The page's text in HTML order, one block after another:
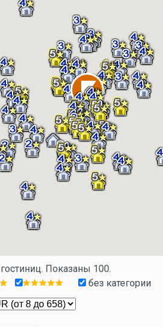
Показаны 100.
без категории